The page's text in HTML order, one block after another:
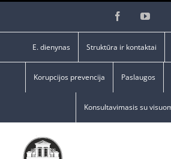
Facebook
E. dienynas Struktūra ir kontaktai
Korupcijos prevencija Paslaugos
Konsultavimasis su